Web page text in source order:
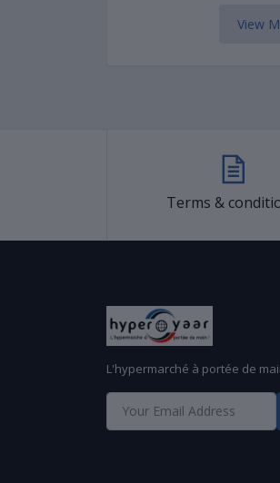
View
Terms &
L'hypermarché à portée de